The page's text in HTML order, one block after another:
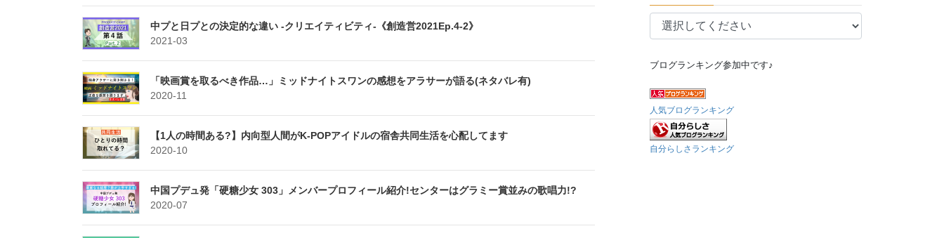
中プと日プとの決定的な違い -クリエイティビティ-《創造営2021Ep.4-2》
2021-03
「映画賞を取るべき作品…」ミッドナイトスワンの感想をアラサーが語る(ネタバレ有)
2020-11
【1人の時間ある?】内向型人間がK-POPアイドルの宿舎共同生活を心配してます
2020-10
中国プデュ発「硬糖少女 303」メンバープロフィール紹介!センターはグラミー賞並みの歌唱力!?
2020-07
ブログランキング参加中です♪
人気ブログランキング
自分らしさランキング